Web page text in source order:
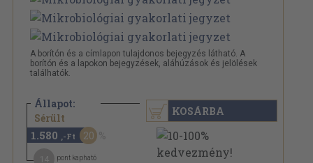
A borítón és a címlapon tulajdonos bejegyzés látható. A
borítón és a lapokon bejegyzések, aláhúzások és jelölések
találhatók.
Állapot:
Sérült
1.980 Ft
1.580 ,-Ft 20
pont kapható
KOSÁRBA